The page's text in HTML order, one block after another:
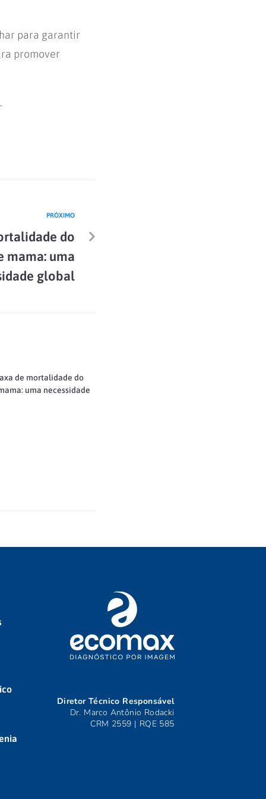
para garantir
promover
PRÓXIMO
do
mama: uma
global
de mortalidade do
uma necessidade
Diretor Técnico Responsável
Dr. Marco Antônio Rodacki
CRM 2559 | RQE 585